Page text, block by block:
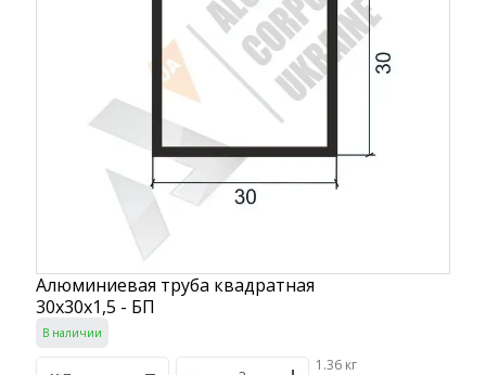
Алюминиевая труба квадратная
30х30х1,5 - БП
В наличии
1.36 кг